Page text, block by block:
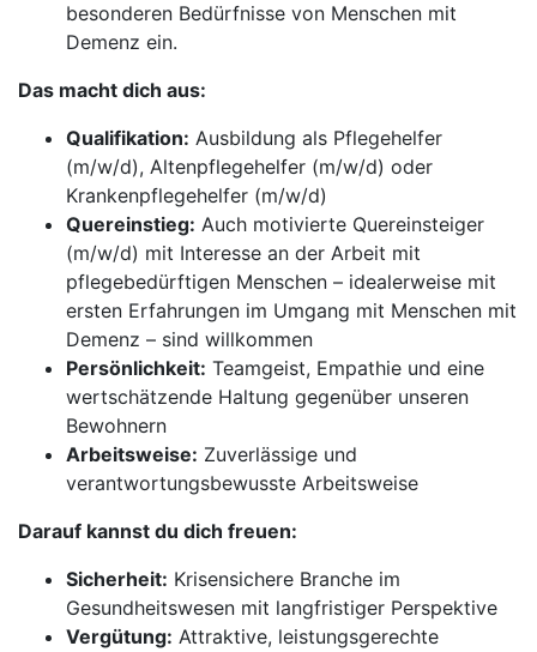
besonderen Bedürfnisse von Menschen mit
Demenz ein.
Das macht dich aus:
Qualifikation: Ausbildung als Pflegehelfer
(m/w/d), Altenpflegehelfer (m/w/d) oder
Krankenpflegehelfer (m/w/d)
Quereinstieg: Auch motivierte Quereinsteiger
(m/w/d) mit Interesse an der Arbeit mit
pflegebedürftigen Menschen – idealerweise mit
ersten Erfahrungen im Umgang mit Menschen mit
Demenz – sind willkommen
Persönlichkeit: Teamgeist, Empathie und eine
wertschätzende Haltung gegenüber unseren
Bewohnern
Arbeitsweise: Zuverlässige und
verantwortungsbewusste Arbeitsweise
Darauf kannst du dich freuen:
Sicherheit: Krisensichere Branche im
Gesundheitswesen mit langfristiger Perspektive
Vergütung: Attraktive, leistungsgerechte